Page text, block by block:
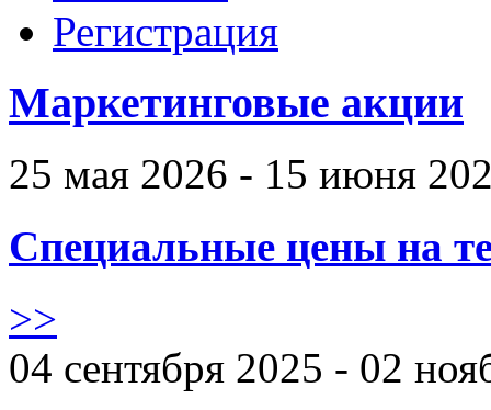
Регистрация
Маркетинговые акции
25 мая 2026 - 15 июня
Специальные цены на
>>
04 сентября 2025 - 02